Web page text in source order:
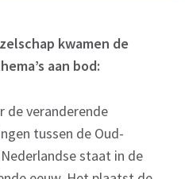
kwamen de
aan bod:
de veranderende
tussen de Oud-
staat in de